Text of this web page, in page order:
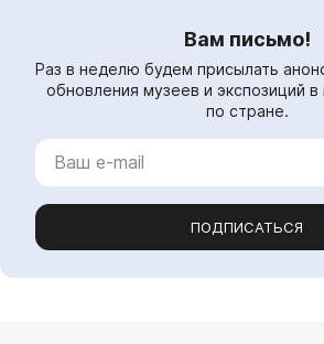
Вам письмо!
Раз в неделю будем присылать
обновления музеев и экспозиций
по стране.
ПОДПИСАТЬСЯ